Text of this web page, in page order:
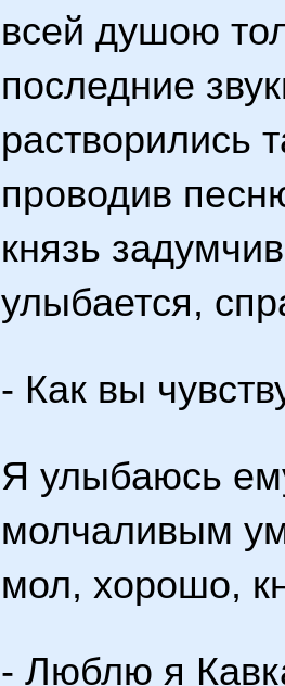
всей душою
последние
растворились
проводив
князь
улыбается,
- Как вы
Я улыбаюсь
молчаливым
мол, хорошо,
- Люблю я